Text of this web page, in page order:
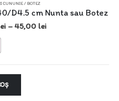
CUNUNIE / BOTEZ
D4.5 cm Nunta sau Botez
– 45,00 lei